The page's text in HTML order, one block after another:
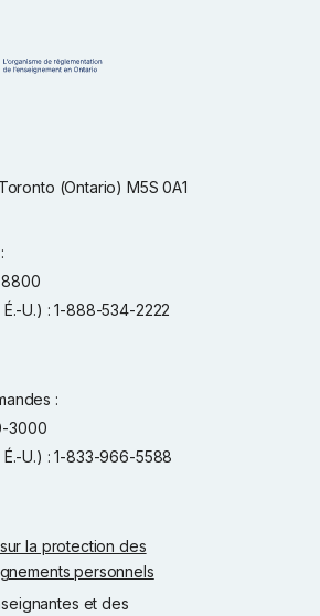
(Ontario) M5S 0A1
8800
U.) : 1-888-534-2222
:
3000
U.) : 1-833-966-5588
la protection des
personnels
et des